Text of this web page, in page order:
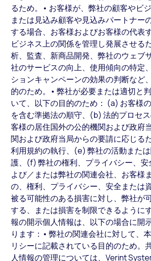
るため。• お客様が、弊社の顧客やビ
または見込み顧客や見込みパートナー
する場合、お客様およびお客様の代表
ビジネス上の関係を管理し発展させる
析、監査、新商品開発、弊社のウェブ
社のサービスの向上、使用傾向の特定
ションキャンペーンの効果の判断など
的のため。• 弊社が必要または適切と
いて、以下の目的のため： (a) お客様
を含む準拠法の順守、(b) 法的プロセ
客様の居住国外の公的機関および政府
関および政府当局からの要請に応じる
利用規約の執行、(e) 弊社の活動また
護、(f) 弊社の権利、プライバシー、安
よび／または弊社の関連会社、お客様
の、権利、プライバシー、安全または
被る可能性のある損害に対し、弊社が
する、または損害を制限できるように
報の開示個人情報は、以下の場合に開
ります：• 弊社の関連会社に対して、
リシーに記載されている目的のため。
人情報の管理については、Verint